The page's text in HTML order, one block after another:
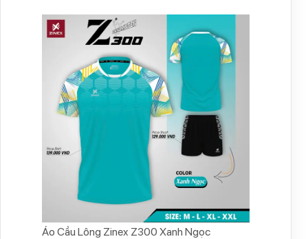
Áo Cầu Lông Zinex Z300 Xanh Ngọc